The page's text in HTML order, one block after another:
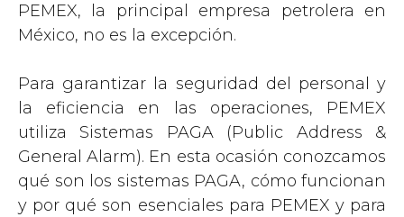
PEMEX, la principal empresa petrolera en
México, no es la excepción.
Para garantizar la seguridad del personal y
la eficiencia en las operaciones, PEMEX
utiliza Sistemas PAGA (Public Address &
General Alarm). En esta ocasión conozcamos
qué son los sistemas PAGA, cómo funcionan
y por qué son esenciales para PEMEX y para